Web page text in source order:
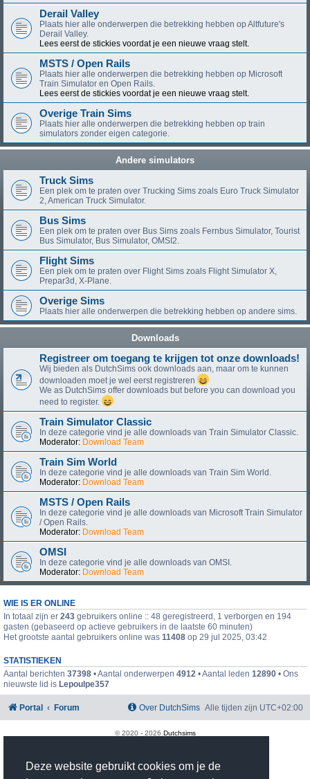
Deze website gebruikt cookies om je de
Derail Valley
Plaats hier alle onderwerpen die betrekking hebben op Altfuture's
Derail Valley.
Lees eerst de stickies voordat je een nieuwe vraag stelt.
MSTS / Open Rails
Plaats hier alle onderwerpen die betrekking hebben op Microsoft
Train Simulator en Open Rails.
Lees eerst de stickies voordat je een nieuwe vraag stelt.
Overige Train Sims
Plaats hier alle onderwerpen die betrekking hebben op train
simulators zonder eigen categorie.
Andere simulators
Truck Sims
Een plek om te praten over Trucking Sims zoals Euro Truck Simulator
2, American Truck Simulator.
Bus Sims
Een plek om te praten over Bus Sims zoals Fernbus Simulator, Tourist
Bus Simulator, Bus Simulator, OMSI2.
Flight Sims
Een plek om te praten over Flight Sims zoals Flight Simulator X,
Prepar3d, X-Plane.
Overige Sims
Plaats hier alle onderwerpen die betrekking hebben op andere sims.
Downloads
Registreer om toegang te krijgen tot onze downloads!
Wij bieden als DutchSims ook downloads aan, maar om te kunnen
downloaden moet je wel eerst registreren
We as DutchSims offer downloads but before you can download you
need to register.
Train Simulator Classic
In deze categorie vind je alle downloads van Train Simulator Classic.
Moderator: Download Team
Train Sim World
In deze categorie vind je alle downloads van Train Sim World.
Moderator: Download Team
MSTS / Open Rails
In deze categorie vind je alle downloads van Microsoft Train Simulator
/ Open Rails.
Moderator: Download Team
OMSI
In deze categorie vind je alle downloads van OMSI.
Moderator: Download Team
WIE IS ER ONLINE
In totaal zijn er 243 gebruikers online :: 48 geregistreerd, 1 verborgen en 194
gasten (gebaseerd op actieve gebruikers in de laatste 60 minuten)
Het grootste aantal gebruikers online was 11408 op 29 jul 2025, 03:42
STATISTIEKEN
Aantal berichten 37398 • Aantal onderwerpen 4912 • Aantal leden 12890 • Ons
nieuwste lid is Lepoulpe357
Portal Forum Alle tijden zijn UTC+02:00
Over DutchSims
© 2020 - 2026 Dutchsims
phpBB Two Factor Authentication ©paul999